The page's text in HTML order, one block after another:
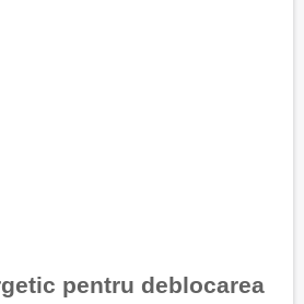
pentru deblocarea